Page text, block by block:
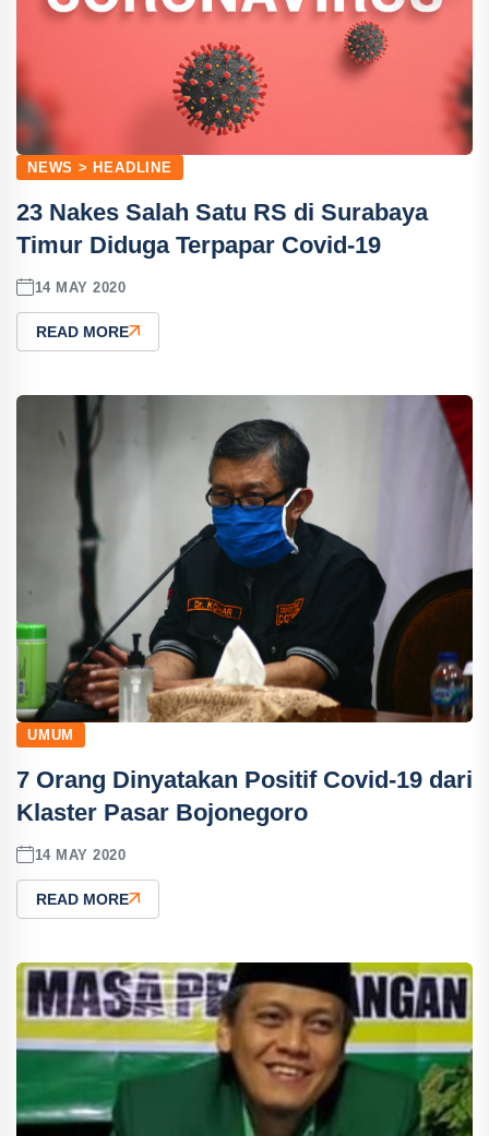
NEWS > HEADLINE
23 Nakes Salah Satu RS di Surabaya
Timur Diduga Terpapar Covid-19
14 MAY 2020
READ MORE
UMUM
7 Orang Dinyatakan Positif Covid-19 dari
Klaster Pasar Bojonegoro
14 MAY 2020
READ MORE